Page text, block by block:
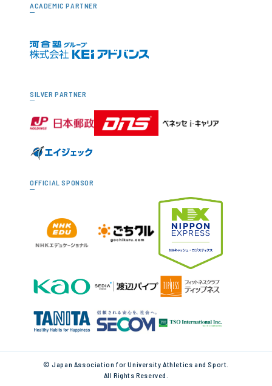
ACADEMIC PARTNER
SILVER PARTNER
OFFICIAL SPONSOR
© Japan Association for University Athletics and Sport.
All Rights Reserved.